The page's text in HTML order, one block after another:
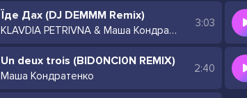
Їде Дах (DJ DEMMM Remix)
KLAVDIA PETRIVNA & Маша Кондратенко
3:03
Un deux trois (BID0NCI0N REMIX)
Маша Кондратенко
2:40